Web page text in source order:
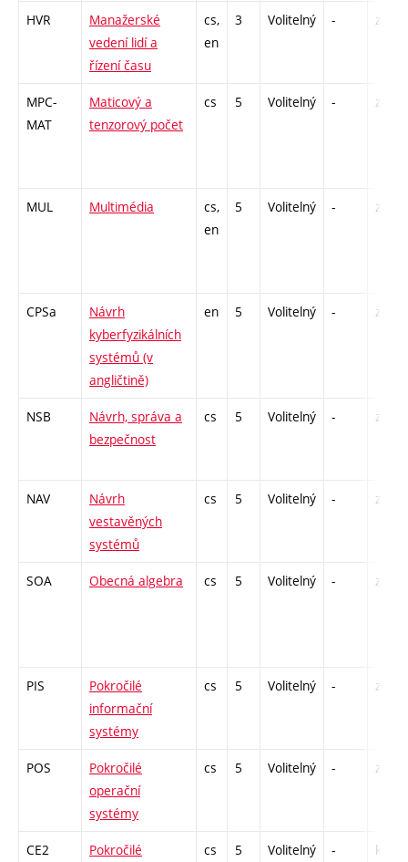
HVR
Manažerské
vedení lidí a
řízení času
cs,
en
3 Volitelný - zá
MPC-
MAT
Maticový a
tenzorový počet
cs 5 Volitelný - zá,zk
MUL Multimédia
cs,
en
5 Volitelný - zk
CPSa
Návrh
kyberfyzikálních
systémů (v
angličtině)
en 5 Volitelný - zk
NSB
Návrh, správa a
bezpečnost
cs 5 Volitelný - zá,zk
NAV
Návrh
vestavěných
systémů
cs 5 Volitelný - zk
SOA Obecná algebra cs 5 Volitelný - zá,zk
PIS
Pokročilé
informační
systémy
cs 5 Volitelný - zá,zk
POS
Pokročilé
operační
systémy
cs 5 Volitelný - zk
CE2
Pokročilé
cs 5 Volitelný - kl